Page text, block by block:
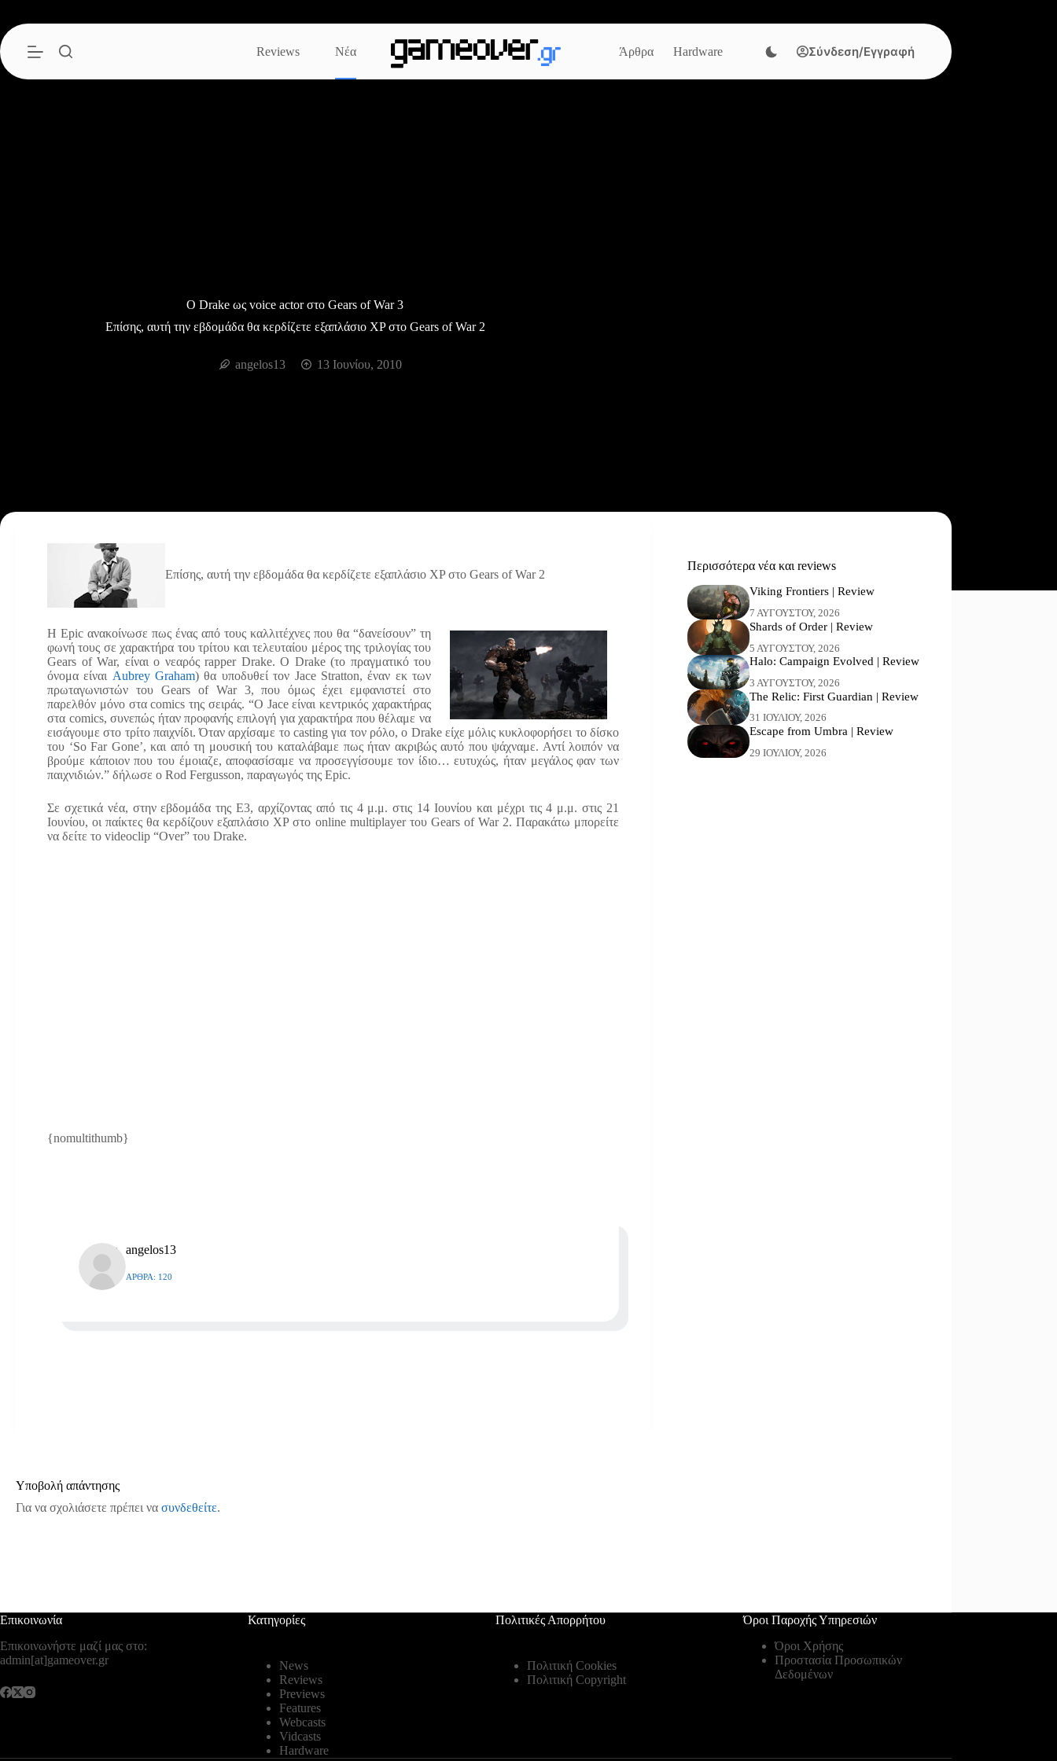
περιεχόμενο
Reviews
Νέα Άρθρα Hardware Σύνδεση/Εγγραφή
O Drake ως voice actor στο Gears of War 3
Επίσης, αυτή την εβδομάδα θα κερδίζετε εξαπλάσιο XP στο Gears of War 2
angelos13 13 Ιουνίου, 2010
Επίσης, αυτή την εβδομάδα θα κερδίζετε εξαπλάσιο XP στο Gears of War 2
Η Epic ανακοίνωσε πως ένας από τους καλλιτέχνες που θα “δανείσουν” τη
φωνή τους σε χαρακτήρα του τρίτου και τελευταίου μέρος της τριλογίας του
Gears of War, είναι ο νεαρός rapper Drake. Ο Drake (το πραγματικό του
όνομα είναι Aubrey Graham) θα υποδυθεί τον Jace Stratton, έναν εκ των
πρωταγωνιστών του Gears of War 3, που όμως έχει εμφανιστεί στο
παρελθόν μόνο στα comics της σειράς. “Ο Jace είναι κεντρικός χαρακτήρας
στα comics, συνεπώς ήταν προφανής επιλογή για χαρακτήρα που θέλαμε να
εισάγουμε στο τρίτο παιχνίδι. Όταν αρχίσαμε το casting για τον ρόλο, ο Drake είχε μόλις κυκλοφορήσει το δίσκο
του ‘So Far Gone’, και από τη μουσική του καταλάβαμε πως ήταν ακριβώς αυτό που ψάχναμε. Αντί λοιπόν να
βρούμε κάποιον που του έμοιαζε, αποφασίσαμε να προσεγγίσουμε τον ίδιο… ευτυχώς, ήταν μεγάλος φαν των
παιχνιδιών.” δήλωσε ο Rod Fergusson, παραγωγός της Epic.
Σε σχετικά νέα, στην εβδομάδα της Ε3, αρχίζοντας από τις 4 μ.μ. στις 14 Ιουνίου και μέχρι τις 4 μ.μ. στις 21
Ιουνίου, οι παίκτες θα κερδίζουν εξαπλάσιο XP στο online multiplayer του Gears of War 2. Παρακάτω μπορείτε
να δείτε το videoclip “Over” του Drake.
{nomultithumb}
angelos13
ΆΡΘΡΑ: 120
Περισσότερα νέα και reviews
Viking Frontiers | Review
7 ΑΥΓΟΎΣΤΟΥ, 2026
Shards of Order | Review
5 ΑΥΓΟΎΣΤΟΥ, 2026
Halo: Campaign Evolved | Review
3 ΑΥΓΟΎΣΤΟΥ, 2026
The Relic: First Guardian | Review
31 ΙΟΥΛΊΟΥ, 2026
Escape from Umbra | Review
29 ΙΟΥΛΊΟΥ, 2026
Υποβολή απάντησης
Για να σχολιάσετε πρέπει να συνδεθείτε.
Επικοινωνία
Επικοινωνήστε μαζί μας στο:
admin[at]gameover.gr
Κατηγορίες
News
Reviews
Previews
Features
Webcasts
Vidcasts
Hardware
Πολιτικές Απορρήτου
Πολιτική Cookies
Πολιτική Copyright
Όροι Παροχής Υπηρεσιών
Όροι Χρήσης
Προστασία Προσωπικών
Δεδομένων